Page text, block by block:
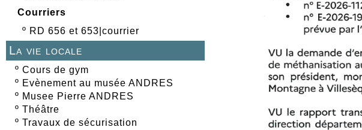
Courriers
º RD 656 et 653|courrier
La vie locale
º Cours de gym
º Evènement au musée ANDRES
º Musee Pierre ANDRES
º Théâtre
º Travaux de sécurisation